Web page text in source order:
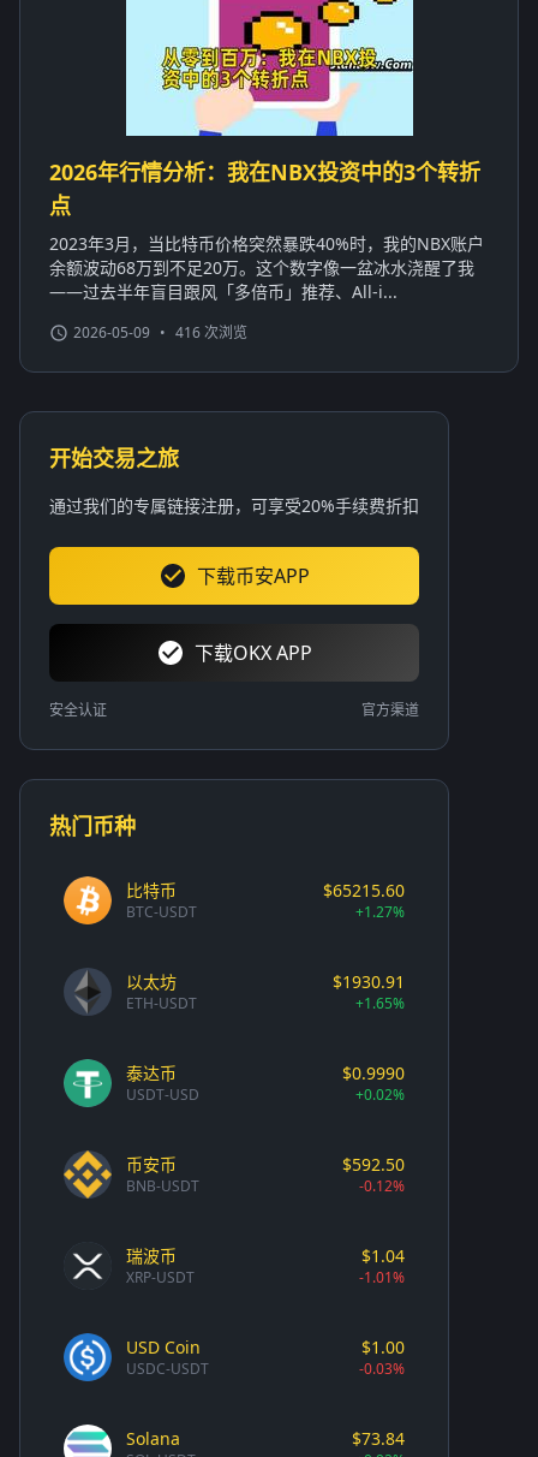
2026年行情分析：我在NBX投资中的3个转折
点
2023年3月，当比特币价格突然暴跌40%时，我的NBX账户
余额波动68万到不足20万。这个数字像一盆冰水浇醒了我
——过去半年盲目跟风「多倍币」推荐、All-i...
2026-05-09 • 416 次浏览
开始交易之旅
通过我们的专属链接注册，可享受20%手续费折扣
下载币安APP
下载OKX APP
安全认证 官方渠道
热门币种
比特币
BTC-USDT
$65215.60
+1.27%
以太坊
ETH-USDT
$1930.91
+1.65%
泰达币
USDT-USD
$0.9990
+0.02%
币安币
BNB-USDT
$592.50
-0.12%
瑞波币
XRP-USDT
$1.04
-1.01%
USD Coin
USDC-USDT
$1.00
-0.03%
Solana $73.84